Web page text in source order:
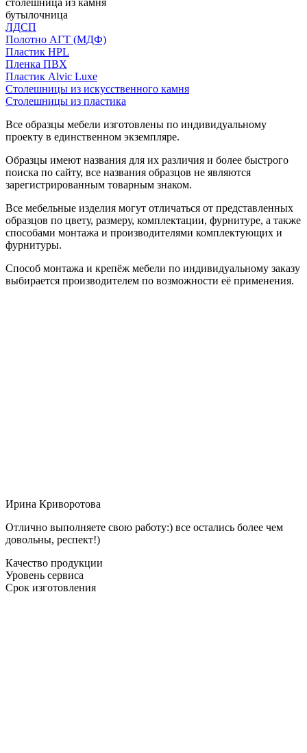
бутылочница
ЛДСП
Полотно АГТ (МДФ)
Пластик HPL
Пленка ПВХ
Пластик Alvic Luxe
Столешницы из искусственного камня
Столешницы из пластика
Все образцы мебели изготовлены по индивидуальному
проекту в единственном экземпляре.
Образцы имеют названия для их различия и более быстрого
поиска по сайту, все названия образцов не являются
зарегистрированным товарным знаком.
Все мебельные изделия могут отличаться от представленных
образцов по цвету, размеру, комплектации, фурнитуре, а также
способами монтажа и производителями комплектующих и
фурнитуры.
Способ монтажа и крепёж мебели по индивидуальному заказу
выбирается производителем по возможности её применения.
Ирина Криворотова
Отлично выполняете свою работу:) все остались более чем
довольны, респект!)
Качество продукции
Уровень сервиса
Срок изготовления